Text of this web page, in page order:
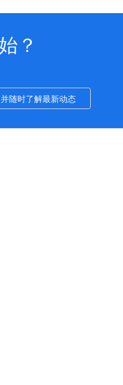
？
随时了解最新动态